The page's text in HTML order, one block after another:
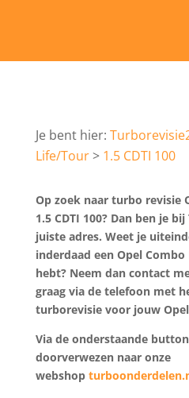
Life/Tour
1.5 CDTI 100
Op zoek naar turbo revisie
1.5 CDTI 100? Dan ben je
juiste adres. Weet je
inderdaad een Opel Combo
hebt? Neem dan contact
graag via de telefoon met
turborevisie voor jouw
Via de onderstaande
doorverwezen naar onze
webshop